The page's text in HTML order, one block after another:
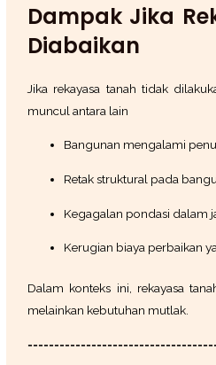
Dampak Jika
Diabaikan
Jika rekayasa tanah tidak
muncul antara lain
Bangunan mengalami
Retak struktural pada
Kegagalan pondasi dalam
Kerugian biaya perbaikan
Dalam konteks ini, rekayasa
melainkan kebutuhan mutlak.